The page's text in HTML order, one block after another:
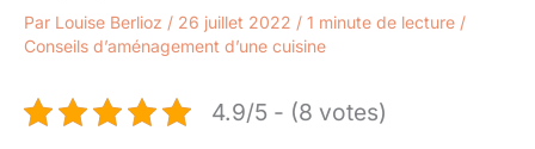
Par Louise Berlioz / 26 juillet 2022 / 1 minute de lecture /
Conseils d’aménagement d’une cuisine
4.9/5 - (8 votes)